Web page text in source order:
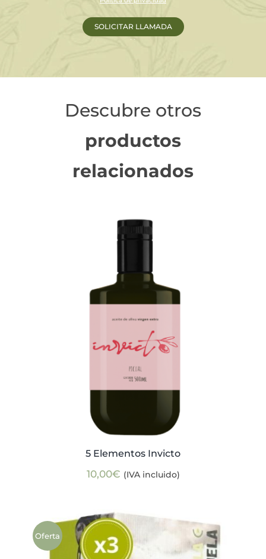
``
Descubre otros
productos
relacionados
5 Elementos Invicto
10,00€ (IVA incluido)
Oferta